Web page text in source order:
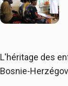
L'héritage des
Bosnie-